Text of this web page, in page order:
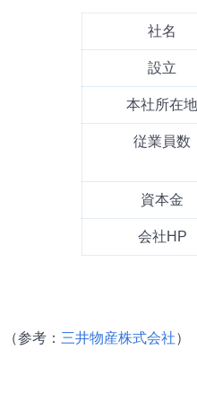
社名
設立
本社所在地
従業員数
資本金
会社HP
（参考： 三井物産株式会社）